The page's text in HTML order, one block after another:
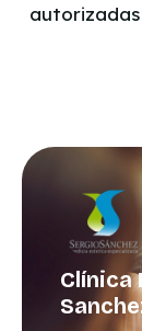
Clínica